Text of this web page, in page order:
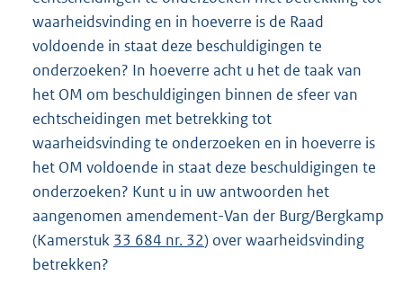
waarheidsvinding en in hoeverre is de Raad
voldoende in staat deze beschuldigingen te
onderzoeken? In hoeverre acht u het de taak van
het OM om beschuldigingen binnen de sfeer van
echtscheidingen met betrekking tot
waarheidsvinding te onderzoeken en in hoeverre is
het OM voldoende in staat deze beschuldigingen te
onderzoeken? Kunt u in uw antwoorden het
aangenomen amendement-Van der Burg/Bergkamp
(Kamerstuk 33 684 nr. 32) over waarheidsvinding
betrekken?